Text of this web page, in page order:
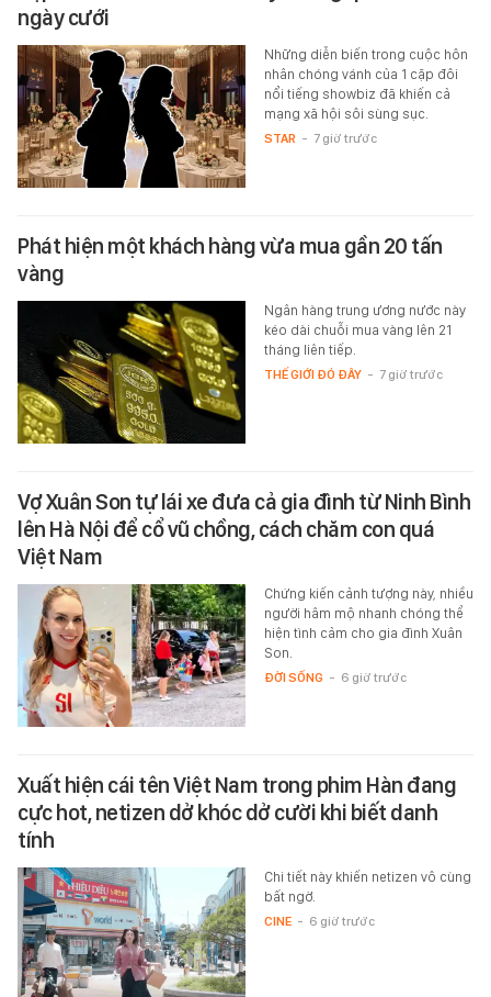
ngày cưới
Những diễn biến trong cuộc hôn
nhân chóng vánh của 1 cặp đôi
nổi tiếng showbiz đã khiến cả
mạng xã hội sôi sùng sục.
STAR - 7 giờ trước
Phát hiện một khách hàng vừa mua gần 20 tấn
vàng
Ngân hàng trung ương nước này
kéo dài chuỗi mua vàng lên 21
tháng liên tiếp.
THẾ GIỚI ĐÓ ĐÂY - 7 giờ trước
Vợ Xuân Son tự lái xe đưa cả gia đình từ Ninh Bình
lên Hà Nội để cổ vũ chồng, cách chăm con quá
Việt Nam
Chứng kiến cảnh tượng này, nhiều
người hâm mộ nhanh chóng thể
hiện tình cảm cho gia đình Xuân
Son.
ĐỜI SỐNG - 6 giờ trước
Xuất hiện cái tên Việt Nam trong phim Hàn đang
cực hot, netizen dở khóc dở cười khi biết danh
tính
Chi tiết này khiến netizen vô cùng
bất ngờ.
CINE - 6 giờ trước